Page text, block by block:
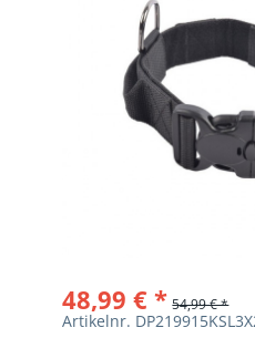
48,99 € * 54,99 € *
Artikelnr.